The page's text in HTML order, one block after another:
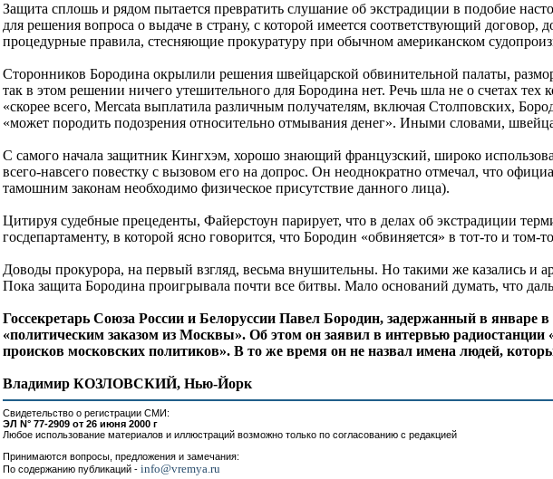
Защита сплошь и рядом пытается превратить слушание об экстрадиции в подобие
для решения вопроса о выдаче в страну, с которой имеется соответствующий
процедурные правила, стесняющие прокуратуру при обычном американском
Сторонников Бородина окрылили решения швейцарской обвинительной палаты,
так в этом решении ничего утешительного для Бородина нет. Речь шла не о счетах
«скорее всего, Mercata выплатила различным получателям, включая Столповских,
«может породить подозрения относительно отмывания денег». Иными словами,
С самого начала защитник Кингхэм, хорошо знающий французский, широко
всего-навсего повестку с вызовом его на допрос. Он неоднократно отмечал, что
тамошним законам необходимо физическое присутствие данного лица).
Цитируя судебные прецеденты, Файерстоун парирует, что в делах об экстрадиции
госдепартаменту, в которой ясно говорится, что Бородин «обвиняется» в тот-то и том-
Доводы прокурора, на первый взгляд, весьма внушительны. Но такими же казались и
Пока защита Бородина проигрывала почти все битвы. Мало оснований думать, что
Госсекретарь Союза России и Белоруссии Павел Бородин, задержанный в
«политическим заказом из Москвы». Об этом он заявил в интервью
происков московских политиков». В то же время он не назвал имена людей,
Владимир КОЗЛОВСКИЙ, Нью-Йорк
Свидетельство о регистрации СМИ:
ЭЛ N° 77-2909 от 26 июня 2000 г
Любое использование материалов и иллюстраций возможно только по согласованию с редакцией
Принимаются вопросы, предложения и замечания:
По содержанию публикаций - info@vremya.ru